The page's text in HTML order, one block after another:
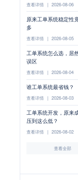
查看详情 | 2026-08-06
原来工单系统稳定性
多
查看详情 | 2026-08-05
工单系统怎么选，居
误区
查看详情 | 2026-08-04
谁工单系统最省钱？
查看详情 | 2026-08-03
工单系统开发，原来
压到这么低？
查看详情 | 2026-08-02
查看全部